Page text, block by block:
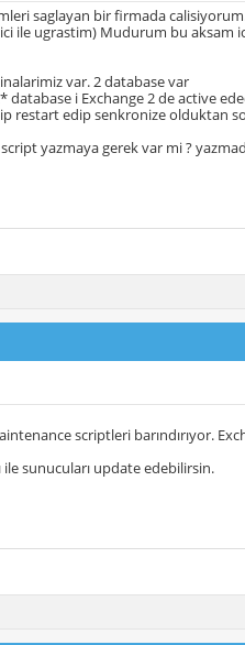
saglayan bir firmada
ile ugrastim) Mudurum bu aksam
var. 2 database var
i Exchange 2 de active
restart edip senkronize olduktan
yazmaya gerek var mi ?
scriptleri barındırıyor.
ile sunucuları update edebilirsin.